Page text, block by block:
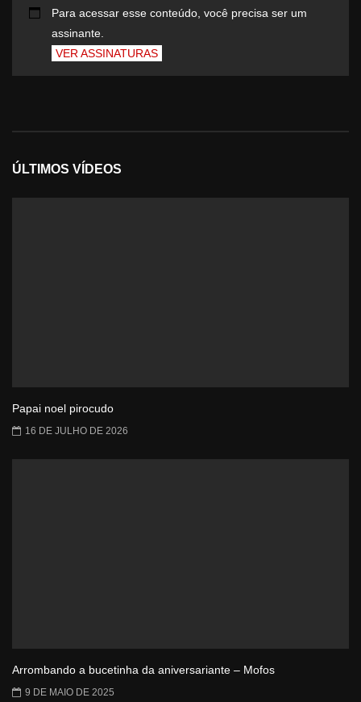
Para acessar esse conteúdo, você precisa ser um
assinante.
VER ASSINATURAS
ÚLTIMOS VÍDEOS
Papai noel pirocudo
16 DE JULHO DE 2026
Arrombando a bucetinha da aniversariante – Mofos
9 DE MAIO DE 2025